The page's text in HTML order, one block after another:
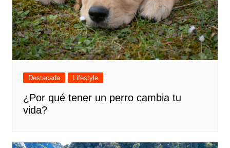
Destacada Lifestyle
¿Por qué tener un perro cambia tu
vida?